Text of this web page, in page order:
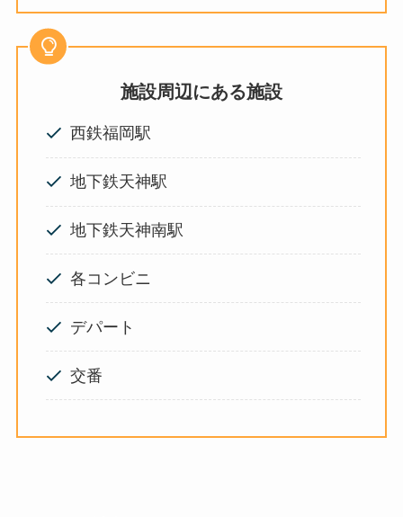
施設周辺にある施設
西鉄福岡駅
地下鉄天神駅
地下鉄天神南駅
各コンビニ
デパート
交番